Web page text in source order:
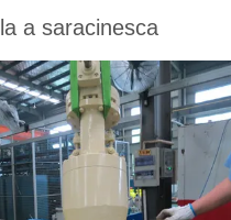
a saracinesca